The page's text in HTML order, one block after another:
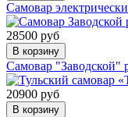
Самовар
28500 руб
В корзину
Самовар "Заводской"
20900 руб
В корзину